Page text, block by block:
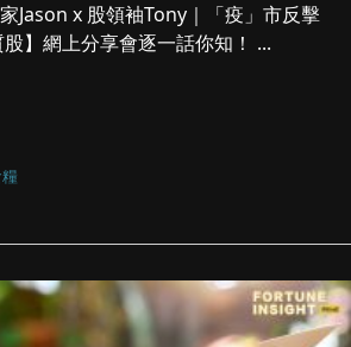
家Jason x 股領袖Tony｜「疫」市反擊
】網上分享會逐一話你知！ ...